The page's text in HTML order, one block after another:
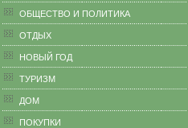
ОБЩЕСТВО И ПОЛИТИКА
ОТДЫХ
НОВЫЙ ГОД
ТУРИЗМ
ДОМ
ПОКУПКИ